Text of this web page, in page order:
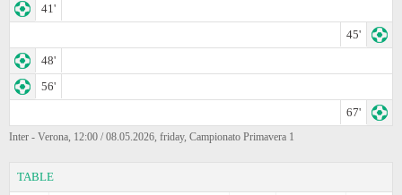
41'
45'
48'
56'
67'
Inter - Verona, 12:00 / 08.05.2026, friday, Campionato Primavera 1
TABLE